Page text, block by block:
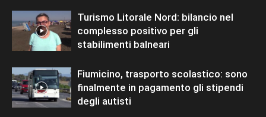
Turismo Litorale Nord: bilancio nel
complesso positivo per gli
stabilimenti balneari
Fiumicino, trasporto scolastico: sono
finalmente in pagamento gli stipendi
degli autisti